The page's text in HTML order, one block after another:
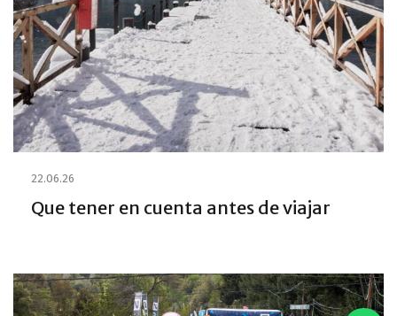
22.06.26
Que tener en cuenta antes de viajar